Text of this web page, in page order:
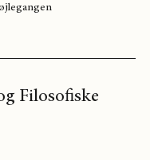
Filosofiske